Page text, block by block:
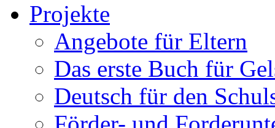
Projekte
Angebote für Eltern
Das erste Buch für
Deutsch für den